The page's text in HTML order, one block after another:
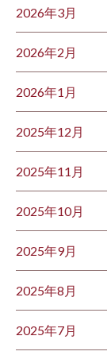
2026年3月
2026年2月
2026年1月
2025年12月
2025年11月
2025年10月
2025年9月
2025年8月
2025年7月